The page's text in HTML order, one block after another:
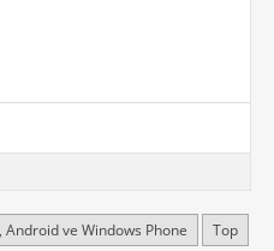
Android ve Windows Phone Top